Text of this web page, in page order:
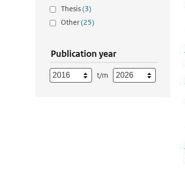
Thesis(3)
Other(25)
Publication year
t/m